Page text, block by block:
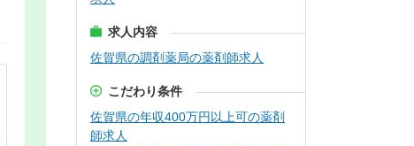
求人内容
佐賀県の調剤薬局の薬剤師求人
こだわり条件
佐賀県の年収400万円以上可の薬剤
師求人